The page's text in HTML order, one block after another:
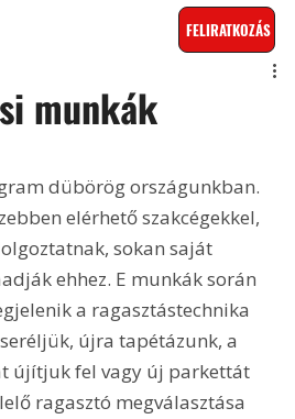
FELIRATKOZÁS
munkák
dübörög országunkban.
elérhető szakcégekkel,
sokan saját
ehhez. E munkák során
a ragasztástechnika
újra tapétázunk, a
újítjuk fel vagy új parkettát
ragasztó megválasztása